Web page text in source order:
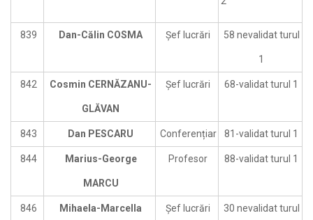
839 Dan-Călin COSMA Șef lucrări 58 nevalidat turul
1
842 Cosmin CERNĂZANU-
GLĂVAN
Șef lucrări 68-validat turul 1
843 Dan PESCARU Conferențiar 81-validat turul 1
844 Marius-George
MARCU
Profesor 88-validat turul 1
846 Mihaela-Marcella Șef lucrări 30 nevalidat turul